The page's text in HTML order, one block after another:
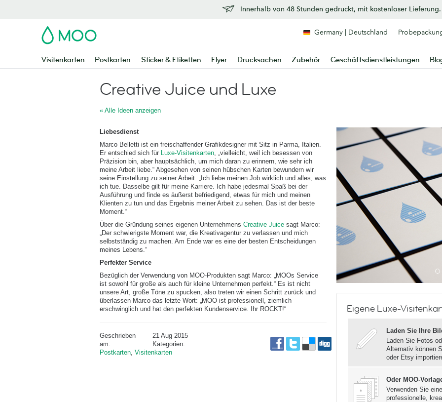
Innerhalb von 48 Stunden gedruckt, mit kostenloser Lieferung.
MOO
Visitenkarten Postkarten Sticker & Etiketten Flyer Drucksachen Zubehör Geschäftsdienstleistungen
Germany | Deutschland
Creative Juice und Luxe
« Alle Ideen anzeigen
Liebesdienst
Marco Belletti ist ein freischaffender Grafikdesigner mit Sitz in Parma, Italien.
Er entschied sich für Luxe-Visitenkarten, „vielleicht, weil ich besessen von
Präzision bin, aber hauptsächlich, um mich daran zu erinnern, wie sehr ich
meine Arbeit liebe.“ Abgesehen von seinen hübschen Karten bewundern wir
seine Einstellung zu seiner Arbeit. „Ich liebe meinen Job wirklich und alles, was
ich tue. Dasselbe gilt für meine Karriere. Ich habe jedesmal Spaß bei der
Ausführung und finde es äußerst befriedigend, etwas für mich und meinen
Klienten zu tun und das Ergebnis meiner Arbeit zu sehen. Das ist der beste
Moment.“
Über die Gründung seines eigenen Unternehmens Creative Juice sagt Marco:
„Der schwierigste Moment war, die Kreativagentur zu verlassen und mich
selbstständig zu machen. Am Ende war es eine der besten Entscheidungen
meines Lebens.“
Perfekter Service
Bezüglich der Verwendung von MOO-Produkten sagt Marco: „MOOs Service
ist sowohl für große als auch für kleine Unternehmen perfekt.“ Es ist nicht
unsere Art, große Töne zu spucken, also treten wir einen Schritt zurück und
überlassen Marco das letzte Wort: „MOO ist professionell, ziemlich
erschwinglich und hat den perfekten Kundenservice. Ihr ROCKT!“
Geschrieben
am:
21 Aug 2015
Kategorien:
Postkarten, Visitenkarten
Eigene Luxe-
Laden Sie Ihre
Laden Sie Fotos
Alternativ können
oder Etsy
Oder MOO-
Verwenden Sie
professionelle,